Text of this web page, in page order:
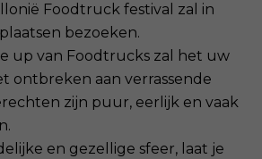
Foodtruck festival zal in
bezoeken.
up van Foodtrucks zal het uw
ontbreken aan verrassende
zijn puur, eerlijk en vaak
en gezellige sfeer, laat je